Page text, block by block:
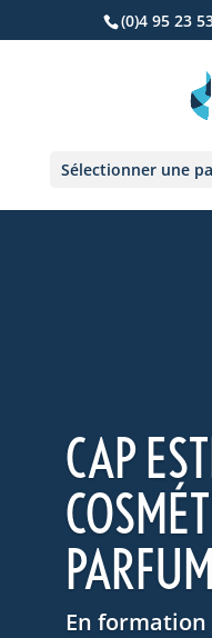
(0)4 95 23
Sélectionner une
CAP
En